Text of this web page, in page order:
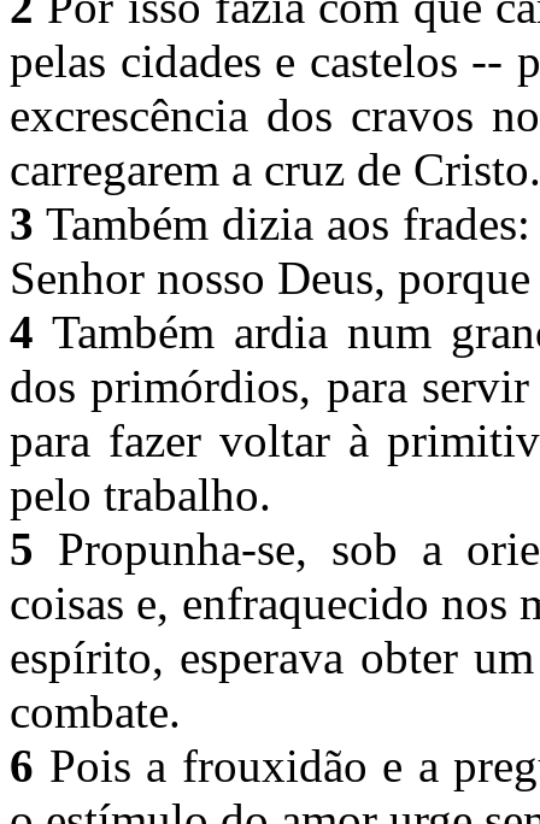
pelas cidades e castelos --
excrescência dos cravos
carregarem a cruz de
3 Também dizia aos
Senhor nosso Deus,
4 Também ardia num
dos primórdios, para
para fazer voltar à
pelo trabalho.
5 Propunha-se, sob a
coisas e, enfraquecido nos
espírito, esperava obter
combate.
6 Pois a frouxidão e a